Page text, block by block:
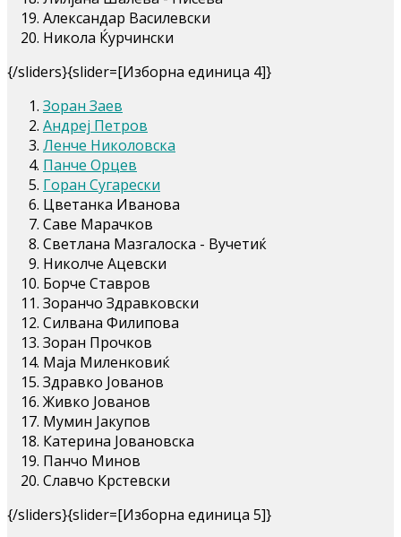
Александар Василевски
Никола Ќурчински
{/sliders}{slider=[Изборна единица 4]}
Зоран Заев
Андреј Петров
Ленче Николовска
Панче Орцев
Горан Сугарески
Цветанка Иванова
Саве Марачков
Светлана Мазгалоска - Вучетиќ
Николче Ацевски
Борче Ставров
Зоранчо Здравковски
Силвана Филипова
Зоран Прочков
Маја Миленковиќ
Здравко Јованов
Живко Јованов
Мумин Јакупов
Катерина Јовановска
Панчо Минов
Славчо Крстевски
{/sliders}{slider=[Изборна единица 5]}